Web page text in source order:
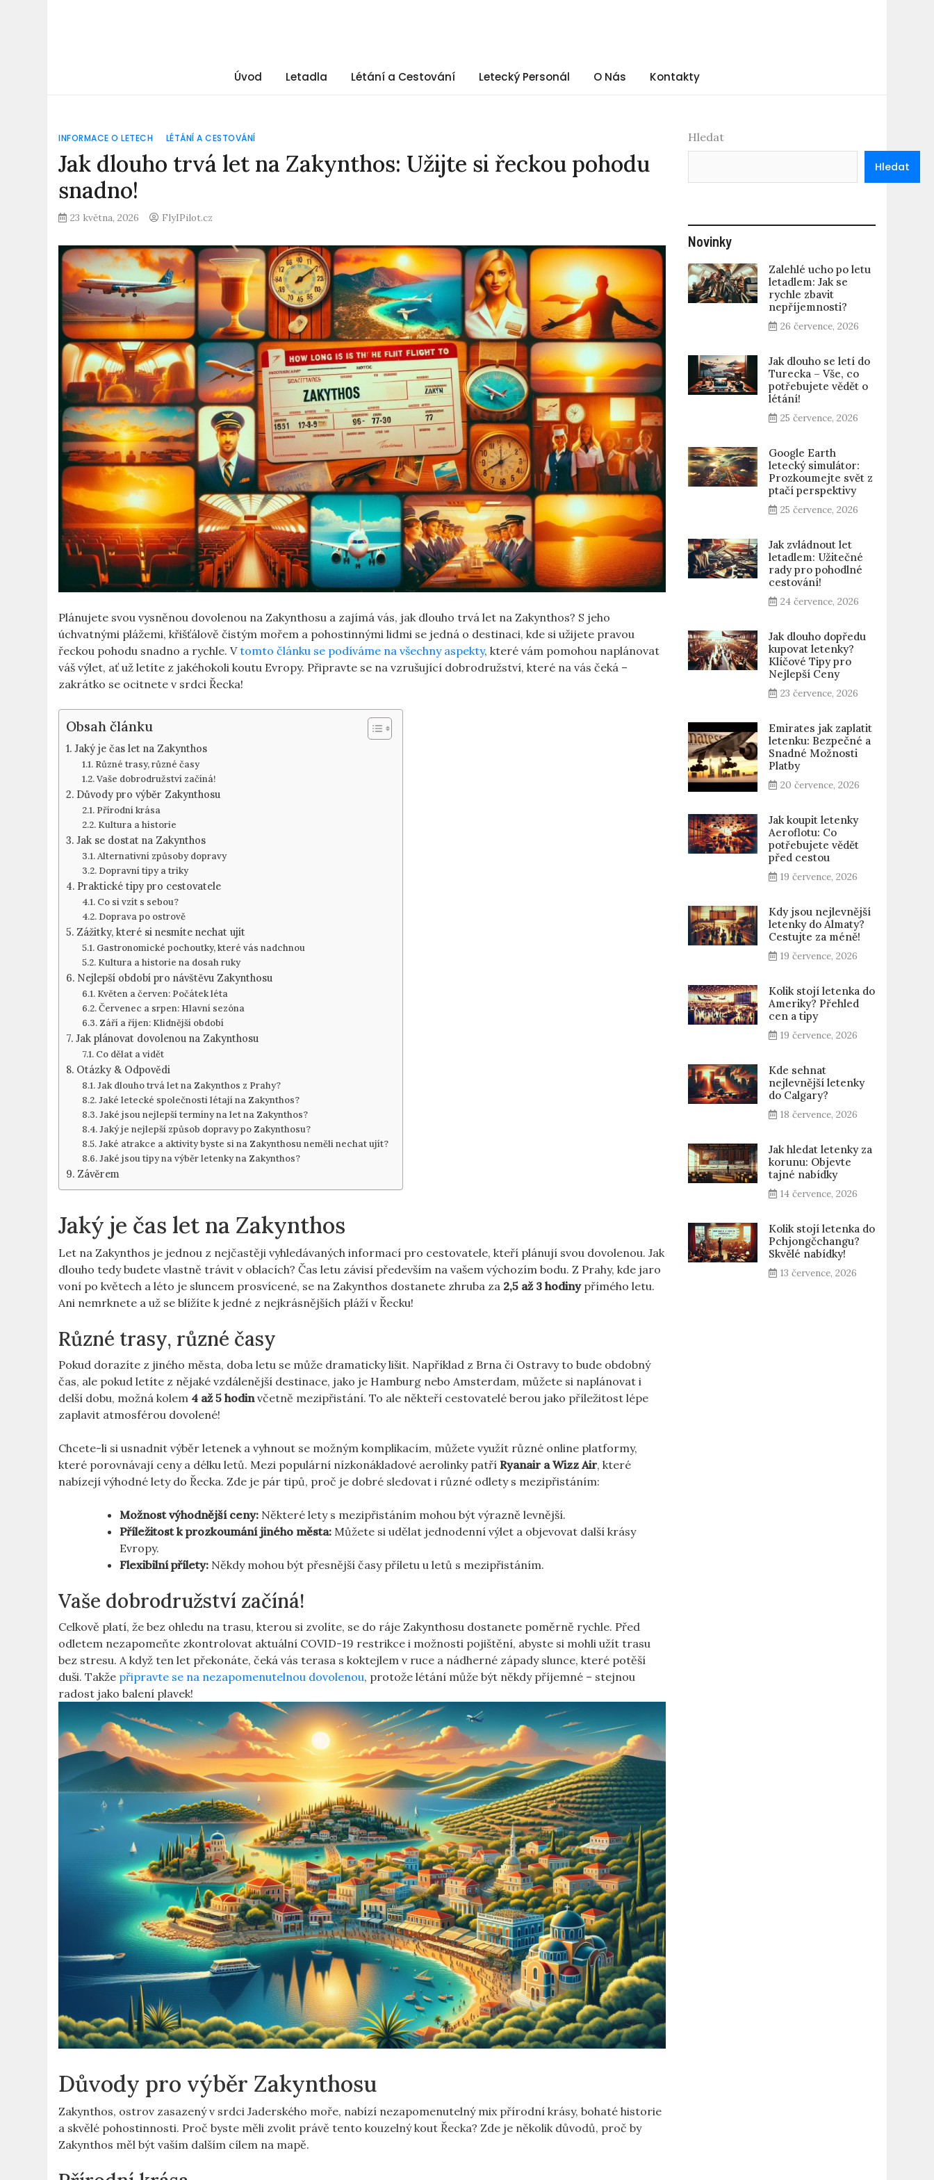
Úvod Letadla Létání a Cestování Letecký Personál O Nás Kontakty
INFORMACE O LETECH LÉTÁNÍ A CESTOVÁNÍ
Jak dlouho trvá let na Zakynthos: Užijte si řeckou pohodu
snadno!
23 května, 2026 FlyIPilot.cz
Plánujete svou vysněnou dovolenou na Zakynthosu a zajímá vás, jak dlouho trvá let na Zakynthos? S jeho
úchvatnými plážemi, křišťálově čistým mořem a pohostinnými lidmi se jedná o destinaci, kde si užijete pravou
řeckou pohodu snadno a rychle. Vtomto článku se podíváme na všechny aspekty, které vám pomohou naplánovat
váš výlet, ať už letíte z jakéhokoli koutu Evropy. Připravte se na vzrušující dobrodružství, které na vás čeká –
zakrátko se ocitnete v srdci Řecka!
Obsah článku
Jaký je čas let na Zakynthos
Různé trasy, různé časy
Vaše dobrodružství začíná!
Důvody pro výběr Zakynthosu
Přírodní krása
Kultura a historie
Jak se dostat na Zakynthos
Alternativní způsoby dopravy
Dopravní tipy a triky
Praktické tipy pro cestovatele
Co si vzít s sebou?
Doprava po ostrově
Zážitky, které si nesmíte nechat ujít
Gastronomické pochoutky, které vás nadchnou
Kultura a historie na dosah ruky
Nejlepší období pro návštěvu Zakynthosu
Květen a červen: Počátek léta
Červenec a srpen: Hlavní sezóna
Září a říjen: Klidnější období
Jak plánovat dovolenou na Zakynthosu
Co dělat a vidět
Otázky & Odpovědi
Jak dlouho trvá let na Zakynthos z Prahy?
Jaké letecké společnosti létají na Zakynthos?
Jaké jsou nejlepší termíny na let na Zakynthos?
Jaký je nejlepší způsob dopravy po Zakynthosu?
Jaké atrakce a aktivity byste si na Zakynthosu neměli nechat ujít?
Jaké jsou tipy na výběr letenky na Zakynthos?
Závěrem
Jaký je čas let na Zakynthos
Let na Zakynthos je jednou z nejčastěji vyhledávaných informací pro cestovatele, kteří plánují svou dovolenou. Jak
dlouho tedy budete vlastně trávit v oblacích? Čas letu závisí především na vašem výchozím bodu. Z Prahy, kde jaro
voní po květech a léto je sluncem prosvícené, se na Zakynthos dostanete zhruba za 2,5 až 3 hodinypřímého letu.
Ani nemrknete a už se blížíte k jedné z nejkrásnějších pláží v Řecku!
Různé trasy, různé časy
Pokud dorazíte z jiného města, doba letu se může dramaticky lišit. Například z Brna či Ostravy to bude obdobný
čas, ale pokud letíte z nějaké vzdálenější destinace, jako je Hamburg nebo Amsterdam, můžete si naplánovat i
delší dobu, možná kolem 4 až 5 hodinvčetně mezipřistání. To ale někteří cestovatelé berou jako příležitost lépe
zaplavit atmosférou dovolené!
Chcete-li si usnadnit výběr letenek a vyhnout se možným komplikacím, můžete využít různé online platformy,
které porovnávají ceny a délku letů. Mezi populární nízkonákladové aerolinky patříRyanair a Wizz Air, které
nabízejí výhodné lety do Řecka. Zde je pár tipů, proč je dobré sledovat i různé odlety s mezipřistáním:
Možnost výhodnější ceny: Některé lety s mezipřistáním mohou být výrazně levnější.
Příležitost k prozkoumání jiného města: Můžete si udělat jednodenní výlet a objevovat další krásy
Evropy.
Flexibilní přílety: Někdy mohou být přesnější časy příletu u letů s mezipřistáním.
Vaše dobrodružství začíná!
Celkově platí, že bez ohledu na trasu, kterou si zvolíte, se do ráje Zakynthosu dostanete poměrně rychle. Před
odletem nezapomeňte zkontrolovat aktuální COVID-19 restrikce i možnosti pojištění, abyste si mohli užít trasu
bez stresu. A když ten let překonáte, čeká vás terasa s koktejlem v ruce a nádherné západy slunce, které potěší
duši. Takže připravte se na nezapomenutelnou dovolenou, protože létání může být někdy příjemné – stejnou
radost jako balení plavek!
Důvody pro výběr Zakynthosu
Zakynthos, ostrov zasazený v srdci Jaderského moře, nabízí nezapomenutelný mix přírodní krásy, bohaté historie
a skvělé pohostinnosti. Proč byste měli zvolit právě tento kouzelný kout Řecka? Zde je několik důvodů, proč by
Zakynthos měl být vaším dalším cílem na mapě.
Hledat
Hledat
Novinky
Zalehlé ucho po letu
letadlem: Jak se
rychle zbavit
nepříjemnosti?
26 července, 2026
Jak dlouho se letí do
Turecka – Vše, co
potřebujete vědět o
létání!
25 července, 2026
Google Earth
letecký simulátor:
Prozkoumejte svět z
ptačí perspektivy
25 července, 2026
Jak zvládnout let
letadlem: Užitečné
rady pro pohodlné
cestování!
24 července, 2026
Jak dlouho dopředu
kupovat letenky?
Klíčové Tipy pro
Nejlepší Ceny
23 července, 2026
Emirates jak zaplatit
letenku: Bezpečné a
Snadné Možnosti
Platby
20 července, 2026
Jak koupit letenky
Aeroflotu: Co
potřebujete vědět
před cestou
19 července, 2026
Kdy jsou nejlevnější
letenky do Almaty?
Cestujte za méně!
19 července, 2026
Kolik stojí letenka do
Ameriky? Přehled
cen a tipy
19 července, 2026
Kde sehnat
nejlevnější letenky
do Calgary?
18 července, 2026
Jak hledat letenky za
korunu: Objevte
tajné nabídky
14 července, 2026
Kolik stojí letenka do
Pchjongčchangu?
Skvělé nabídky!
13 července, 2026